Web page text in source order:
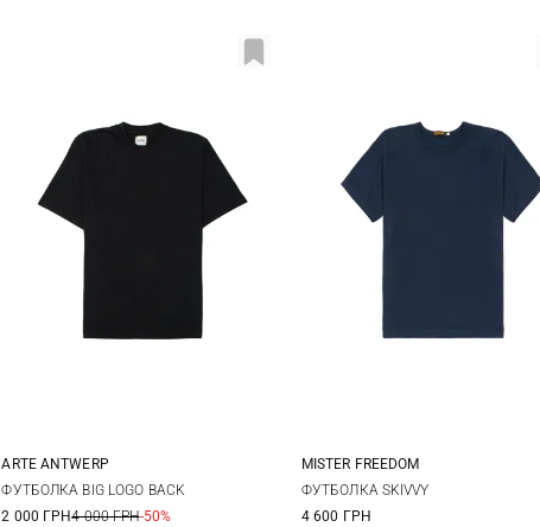
S M L
ARTE ANTWERP
ФУТБОЛКА BIG LOGO BACK
2 000 ГРН4 000 ГРН-50%
M L
MISTER FREEDOM
ФУТБОЛКА SKIVVY
4 600 ГРН